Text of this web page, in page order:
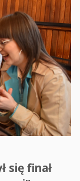
się finał